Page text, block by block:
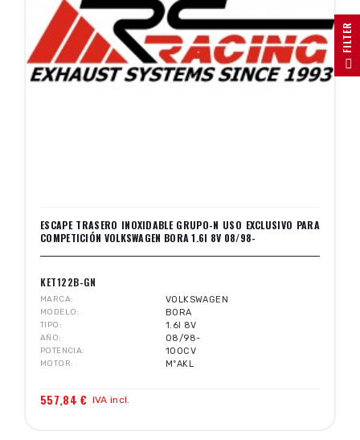
ESCAPE TRASERO INOXIDABLE GRUPO-N USO EXCLUSIVO PARA
COMPETICIÓN VOLKSWAGEN BORA 1.6I 8V 08/98-
KET122B-GN
MARCA VOLKSWAGEN
MODELO BORA
TIPO 1.6I 8V
AÑO 08/98-
POTENCIA 100CV
MOTOR MºAKL
557,84 € IVA incl.
R